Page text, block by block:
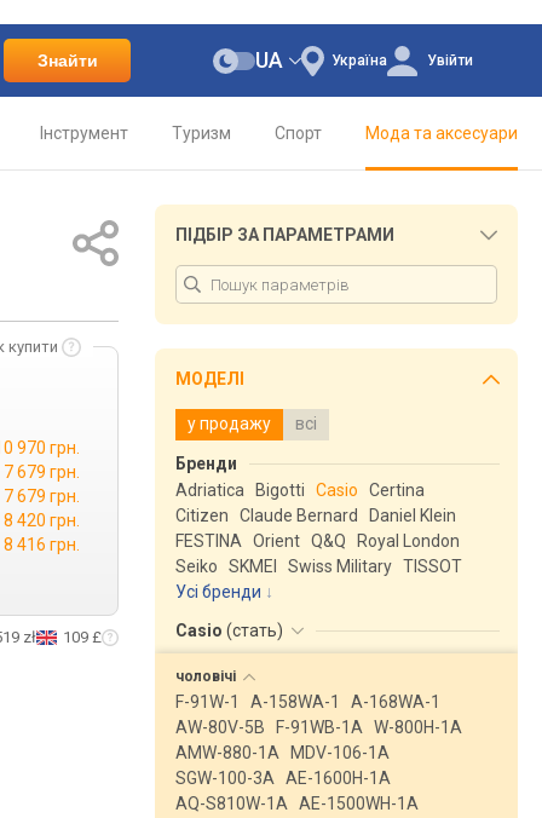
Знайти Україна
UA Увійти
Інструмент Туризм Спорт Мода та аксесуари
купити
970 грн.
7 679 грн.
7 679 грн.
8 420 грн.
8 416 грн.
zł 109 £
ПІДБІР ЗА ПАРАМЕТРАМИ
МОДЕЛІ
у продажу всі
Бренди
Adriatica
Bigotti Casio
Certina
Citizen
Claude Bernard
Daniel Klein
FESTINA
Orient Q&Q
Royal London
Seiko
SKMEI Swiss Military TISSOT
Усі бренди
Casio (стать)
чоловічі
F-91W-1 A-158WA-1
A-168WA-1
AW-80V-5B
F-91WB-1A
W-800H-1A
AMW-880-1A
MDV-106-1A
SGW-100-3A
AE-1600H-1A
AQ-S810W-1A
AE-1500WH-1A